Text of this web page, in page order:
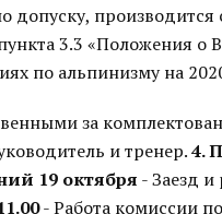
допуску, производится
3.3 «Положения о
по альпинизму на
за
и тренер.4.
19 октября - Заезд и
- Работа комиссии